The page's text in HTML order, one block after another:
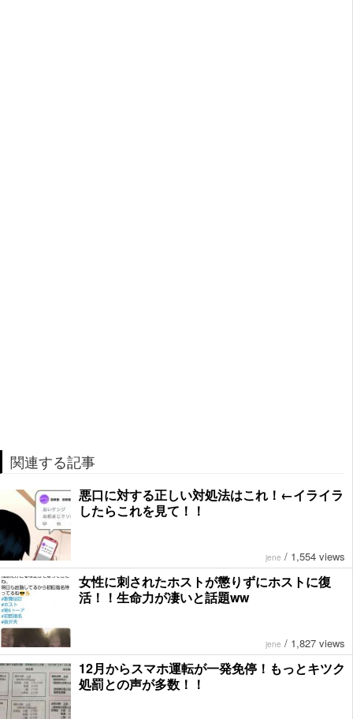
関連する記事
悪口に対する正しい対処法はこれ！←イライラ
したらこれを見て！！
jene / 1,554 views
女性に刺されたホストが懲りずにホストに復
活！！生命力が凄いと話題ww
jene / 1,827 views
12月からスマホ運転が一発免停！もっとキツク
処罰との声が多数！！